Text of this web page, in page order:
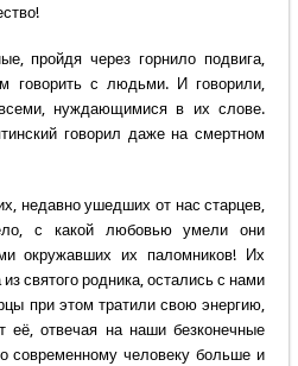
пройдя через горнило подвига,
говорить с людьми. И говорили,
нуждающимися в их слове.
говорил даже на смертном
недавно ушедших от нас старцев,
с какой любовью умели они
окружавших их паломников! Их
святого родника, остались с нами
при этом тратили свою энергию,
её, отвечая на наши безконечные
современному человеку больше и